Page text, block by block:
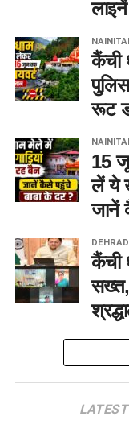
लाइनें
कैंची
रूट
15
लें ये
जानें
कैंची
LATEST